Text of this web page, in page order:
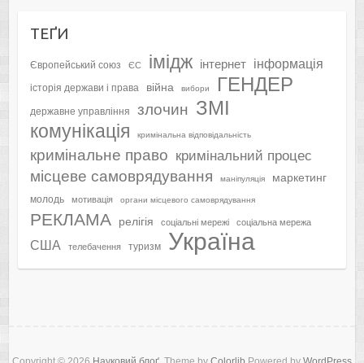
ТЕҐИ
Європейський союз ЄС імідж інтернет інформація
історія держави і права війна вибори ГЕНДЕР
державне управління злочин ЗМІ
комунікація кримінальна відповідальність
кримінальне право кримінальний процес
місцеве самоврядування маніпуляція маркетинг
молодь мотивація органи місцевого самоврядування
РЕКЛАМА релігія соціальні мережі соціальна мережа
США телебачення туризм Україна